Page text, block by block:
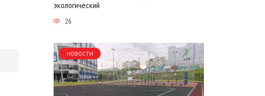
экологический
26
НОВОСТИ